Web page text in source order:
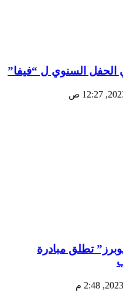
السنوي ل “فيفا”
تطلق مبادرة